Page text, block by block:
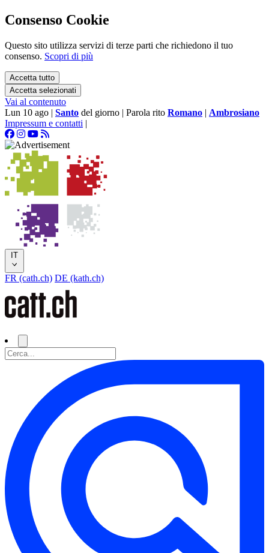
Consenso Cookie
Questo sito utilizza servizi di terze parti che richiedono il tuo
consenso. Scopri di più
Accetta tutto
Accetta selezionati
Vai al contenuto
Lun 10 ago | Santo del giorno | Parola rito Romano | Ambrosiano
Impressum e contatti |
IT
FR (cath.ch) DE (kath.ch)